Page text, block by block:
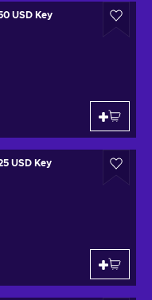
USD Key
USD Key